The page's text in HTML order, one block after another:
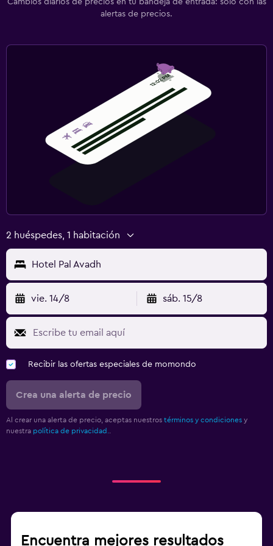
Cambios diarios de precios en tu bandeja de entrada: solo con las
alertas de precios.
2 huéspedes, 1 habitación
Hotel Pal Avadh
vie. 14/8 sáb. 15/8
Recibir las ofertas especiales de momondo
Crea una alerta de precio
Al crear una alerta de precio, aceptas nuestros términos y condiciones y
nuestra política de privacidad.
Encuentra mejores resultados